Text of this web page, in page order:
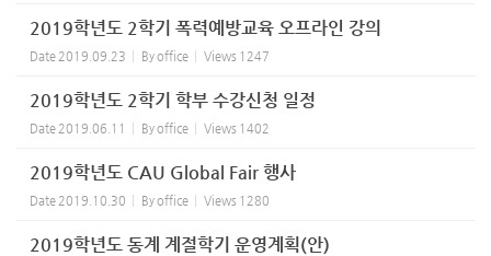
2019학년도 2학기 폭력예방교육 오프라인 강의
Date 2019.09.23 Byoffice Views 1247
2019학년도 2학기 학부 수강신청 일정
Date 2019.06.11 Byoffice Views 1402
2019학년도 CAU Global Fair 행사
Date 2019.10.30 Byoffice Views 1280
2019학년도 동계 계절학기 운영계획(안)